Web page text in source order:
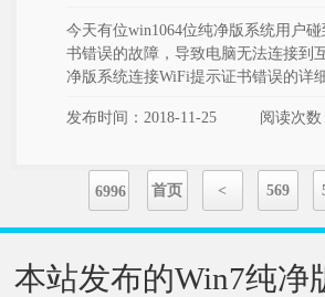
今天有位win1064位纯净版系统用户
书错误的故障，导致电脑无法连接到
净版系统连接WiFi提示证书错误的详
发布时间：2018-11-25 阅读次数
6996 首页 < 569
本站发布的Win7纯净